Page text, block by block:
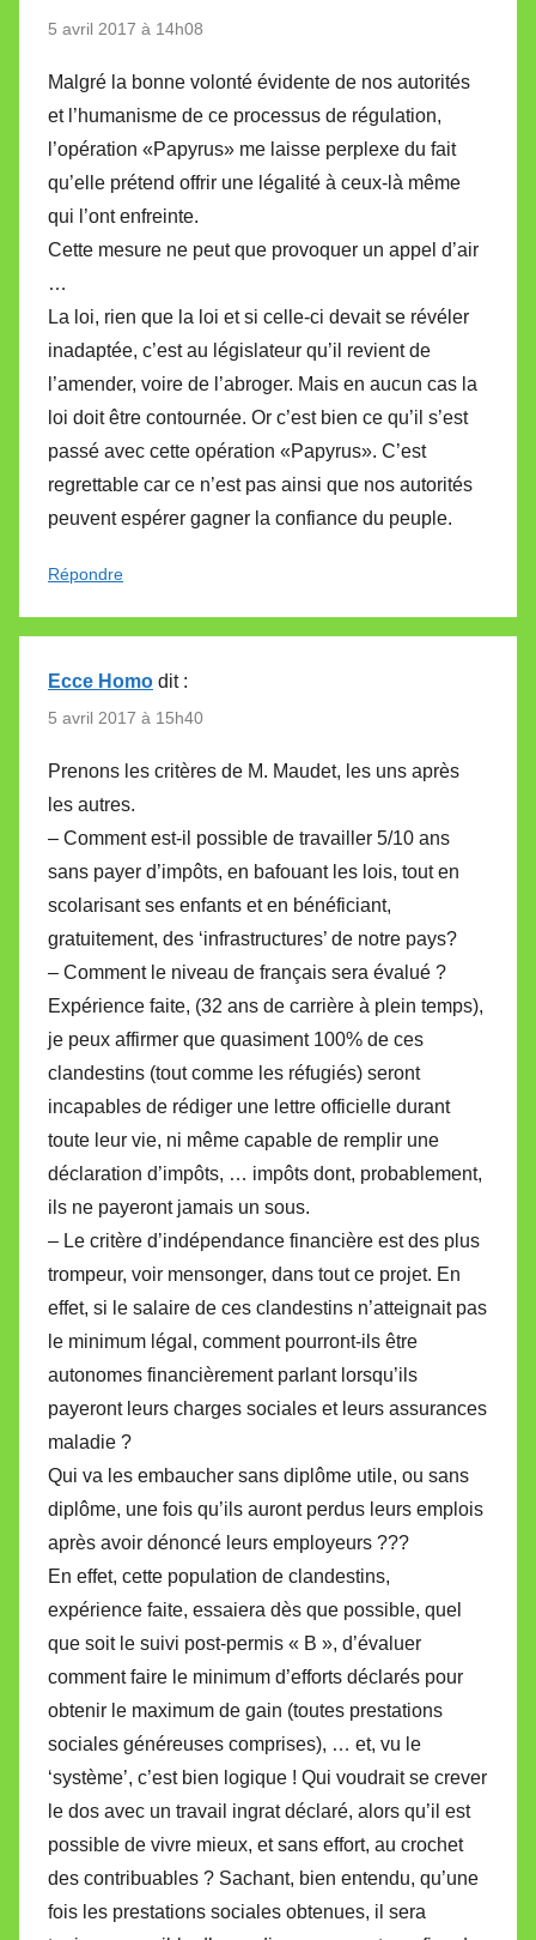
5 avril 2017 à 14h08
Malgré la bonne volonté évidente de nos autorités
et l’humanisme de ce processus de régulation,
l’opération «Papyrus» me laisse perplexe du fait
qu’elle prétend offrir une légalité à ceux-là même
qui l’ont enfreinte.
Cette mesure ne peut que provoquer un appel d’air
…
La loi, rien que la loi et si celle-ci devait se révéler
inadaptée, c’est au législateur qu’il revient de
l’amender, voire de l’abroger. Mais en aucun cas la
loi doit être contournée. Or c’est bien ce qu’il s’est
passé avec cette opération «Papyrus». C’est
regrettable car ce n’est pas ainsi que nos autorités
peuvent espérer gagner la confiance du peuple.
Répondre
Ecce Homo dit :
5 avril 2017 à 15h40
Prenons les critères de M. Maudet, les uns après
les autres.
– Comment est-il possible de travailler 5/10 ans
sans payer d’impôts, en bafouant les lois, tout en
scolarisant ses enfants et en bénéficiant,
gratuitement, des ‘infrastructures’ de notre pays?
– Comment le niveau de français sera évalué ?
Expérience faite, (32 ans de carrière à plein temps),
je peux affirmer que quasiment 100% de ces
clandestins (tout comme les réfugiés) seront
incapables de rédiger une lettre officielle durant
toute leur vie, ni même capable de remplir une
déclaration d’impôts, … impôts dont, probablement,
ils ne payeront jamais un sous.
– Le critère d’indépendance financière est des plus
trompeur, voir mensonger, dans tout ce projet. En
effet, si le salaire de ces clandestins n’atteignait pas
le minimum légal, comment pourront-ils être
autonomes financièrement parlant lorsqu’ils
payeront leurs charges sociales et leurs assurances
maladie ?
Qui va les embaucher sans diplôme utile, ou sans
diplôme, une fois qu’ils auront perdus leurs emplois
après avoir dénoncé leurs employeurs ???
En effet, cette population de clandestins,
expérience faite, essaiera dès que possible, quel
que soit le suivi post-permis « B », d’évaluer
comment faire le minimum d’efforts déclarés pour
obtenir le maximum de gain (toutes prestations
sociales généreuses comprises), … et, vu le
‘système’, c’est bien logique ! Qui voudrait se crever
le dos avec un travail ingrat déclaré, alors qu’il est
possible de vivre mieux, et sans effort, au crochet
des contribuables ? Sachant, bien entendu, qu’une
fois les prestations sociales obtenues, il sera